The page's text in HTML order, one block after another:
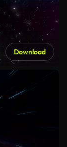
Download